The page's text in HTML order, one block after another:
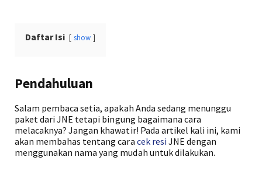
Daftar Isi show
Pendahuluan
Salam pembaca setia, apakah Anda sedang menunggu
paket dari JNE tetapi bingung bagaimana cara
melacaknya? Jangan khawatir! Pada artikel kali ini, kami
akan membahas tentang cara cek resi JNE dengan
menggunakan nama yang mudah untuk dilakukan.